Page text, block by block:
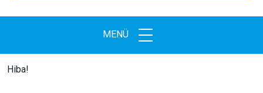
MENÜ
Hiba!